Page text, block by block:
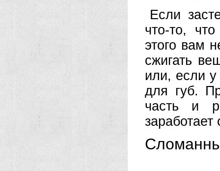
Если
что-то,
этого вам
сжигать
или, если
для губ.
часть и
заработает